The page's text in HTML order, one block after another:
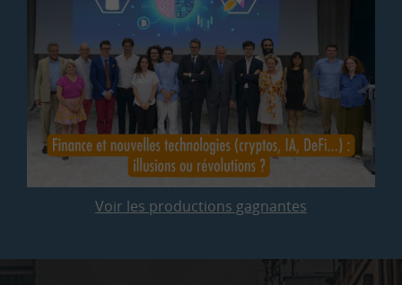
Voir les productions gagnantes